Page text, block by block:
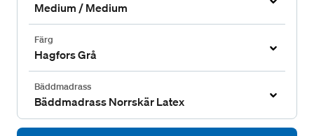
Medium / Medium
Färg
Hagfors Grå
Bäddmadrass
Bäddmadrass Norrskär Latex